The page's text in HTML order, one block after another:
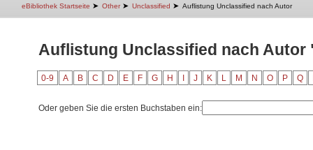
eBibliothek Startseite ➤ Other ➤ Unclassified ➤ Auflistung Unclassified nach Autor
Auflistung Unclassified nach Autor
0-9 A B C D E F G H J K L M N O P Q
Oder geben Sie die ersten Buchstaben ein: